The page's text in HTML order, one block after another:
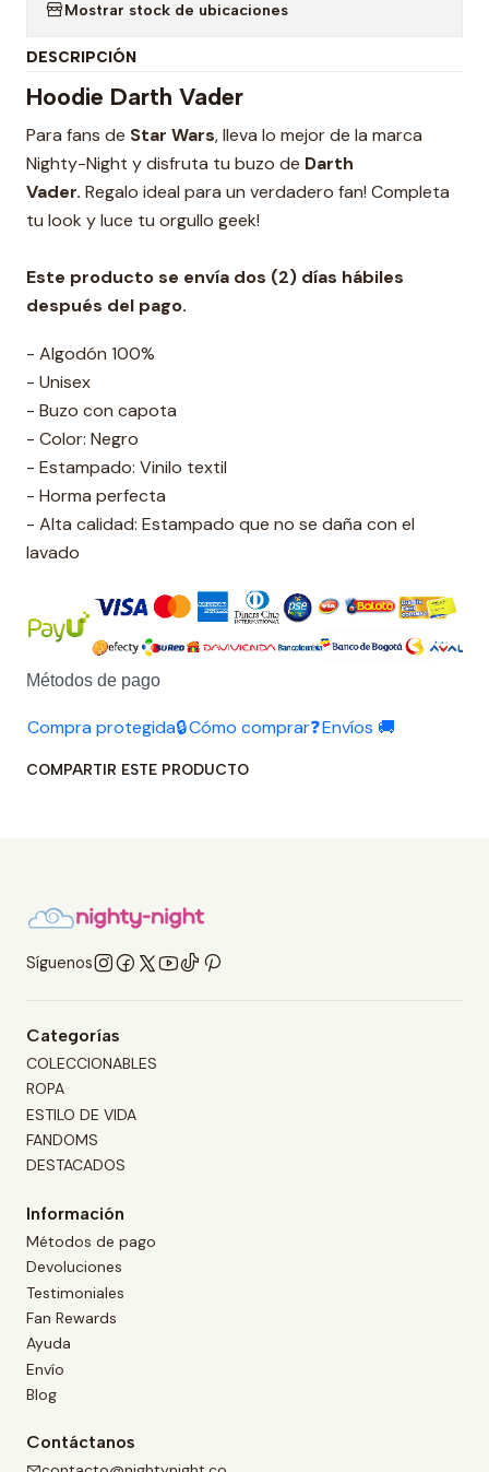
Mostrar stock de ubicaciones
DESCRIPCIÓN
Hoodie Darth Vader
Para fans de Star Wars, lleva lo mejor de la marca
Nighty-Night y disfruta tu buzo de Darth
Vader. Regalo ideal para un verdadero fan! Completa
tu look y luce tu orgullo geek!
Este producto se envía dos (2) días hábiles
después del pago.
- Algodón 100%
- Unisex
- Buzo con capota
- Color: Negro
- Estampado: Vinilo textil
- Horma perfecta
- Alta calidad: Estampado que no se daña con el
lavado
Métodos de pago
Compra protegida🔒Cómo comprar❓Envíos 🚚
COMPARTIR ESTE PRODUCTO
Síguenos
Categorías
COLECCIONABLES
ROPA
ESTILO DE VIDA
FANDOMS
DESTACADOS
Información
Métodos de pago
Devoluciones
Testimoniales
Fan Rewards
Ayuda
Envío
Blog
Contáctanos